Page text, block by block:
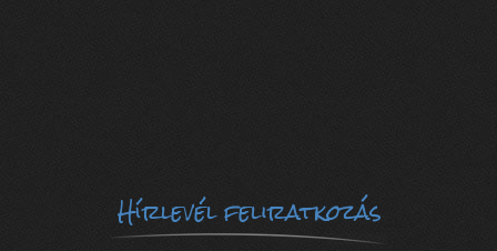
Hírlevél feliratkozás